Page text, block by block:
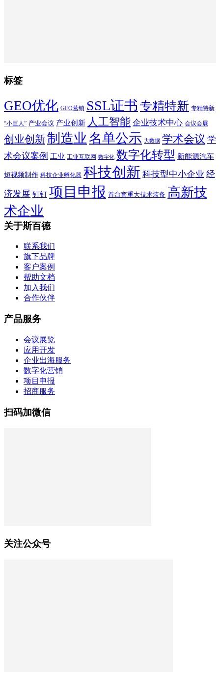
标签
GEO优化 GEO营销 SSL证书 专精特新 专精特新
“小巨人” 产业会议 产业创新 人工智能 企业技术中心 会议会展
创业创新制造业 名单公示 大数据 学术会议 学
术会议案例 工业 工业互联网 数字化 数字化转型 新能源汽车
短视频制作 科技企业孵化器 科技创新 科技型中小企业 经
济发展 钉钉 项目申报 首台套重大技术装备 高新技
术企业
关于斯百德
联系我们
旗下品牌
客户案例
帮助文档
加入我们
合作伙伴
产品服务
会议展览
应用开发
企业出海服务
数字化营销
项目申报
招商服务
扫码加微信
关注公众号